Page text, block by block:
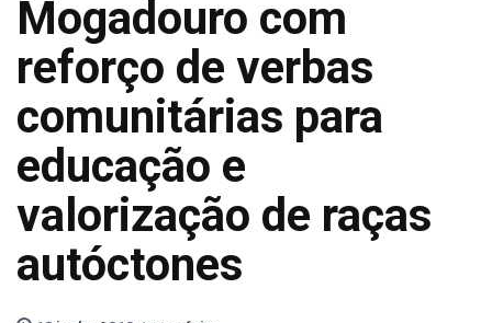
Mogadouro com
reforço de verbas
comunitárias para
educação e
valorização de raças
autóctones